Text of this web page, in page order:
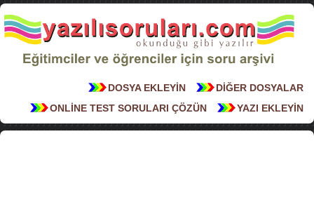
DİĞER DOSYALAR
DOSYA EKLEYİN
YAZI EKLEYİN
ONLİNE TEST SORULARI ÇÖZÜN